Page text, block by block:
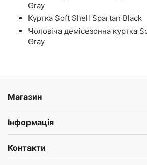
Gray
Куртка Soft Shell Spartan Black
Чоловіча демісезонна куртка
Gray
Магазин
Інформація
Контакти